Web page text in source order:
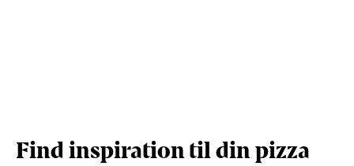
Find inspiration til din pizza